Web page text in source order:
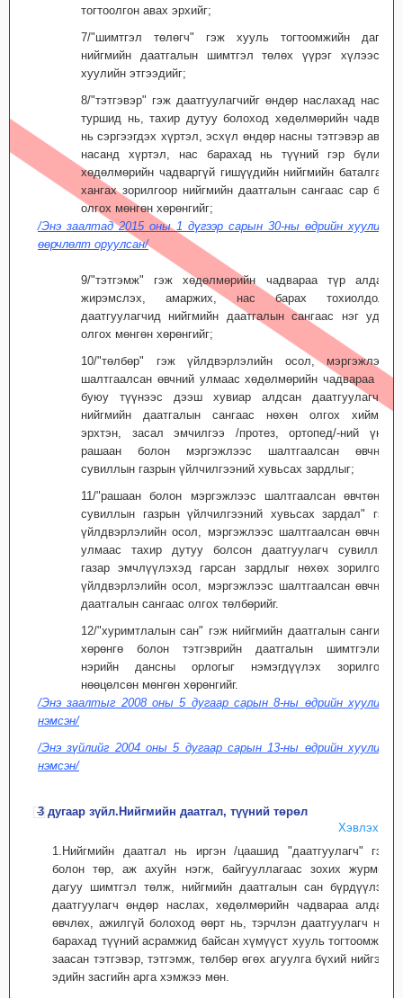
тогтоолгон авах эрхийг;
7/"шимтгэл төлөгч" гэж хууль тогтоомжийн дагуу
нийгмийн даатгалын шимтгэл төлөх үүрэг хүлээсэн
хуулийн этгээдийг;
8/"тэтгэвэр" гэж даатгуулагчийг өндөр наслахад насан
туршид нь, тахир дутуу болоход хөдөлмөрийн чадвар
нь сэргээгдэх хүртэл, эсхүл өндөр насны тэтгэвэр авах
насанд хүртэл, нас барахад нь түүний гэр бүлийн
хөдөлмөрийн чадваргүй гишүүдийн нийгмийн баталгааг
хангах зорилгоор нийгмийн даатгалын сангаас сар бүр
олгох мөнгөн хөрөнгийг;
/Энэ заалтад 2015 оны 1 дүгээр сарын 30-ны өдрийн хуулиар
өөрчлөлт оруулсан/
9/"тэтгэмж" гэж хөдөлмөрийн чадвараа түр алдах,
жирэмслэх, амаржих, нас барах тохиолдолд
даатгуулагчид нийгмийн даатгалын сангаас нэг удаа
олгох мөнгөн хөрөнгийг;
10/"төлбөр" гэж үйлдвэрлэлийн осол, мэргэжлээс
шалтгаалсан өвчний улмаас хөдөлмөрийн чадвараа 30
буюу түүнээс дээш хувиар алдсан даатгуулагчид
нийгмийн даатгалын сангаас нөхөн олгох хиймэл
эрхтэн, засал эмчилгээ /протез, ортопед/-ний үнэ,
рашаан болон мэргэжлээс шалтгаалсан өвчний
сувиллын газрын үйлчилгээний хувьсах зардлыг;
11/"рашаан болон мэргэжлээс шалтгаалсан өвчтөний
сувиллын газрын үйлчилгээний хувьсах зардал" гэж
үйлдвэрлэлийн осол, мэргэжлээс шалтгаалсан өвчний
улмаас тахир дутуу болсон даатгуулагч сувиллын
газар эмчлүүлэхэд гарсан зардлыг нөхөх зорилгоор
үйлдвэрлэлийн осол, мэргэжлээс шалтгаалсан өвчний
даатгалын сангаас олгох төлбөрийг.
12/"хуримтлалын сан" гэж нийгмийн даатгалын сангийн
хөрөнгө болон тэтгэврийн даатгалын шимтгэлийн
нэрийн дансны орлогыг нэмэгдүүлэх зорилгоор
нөөцөлсөн мөнгөн хөрөнгийг.
/Энэ заалтыг 2008 оны 5 дугаар сарын 8-ны өдрийн хуулиар
нэмсэн/
/Энэ зүйлийг 2004 оны 5 дугаар сарын 13-ны өдрийн хуулиар
нэмсэн/
3 дугаар зүйл.Нийгмийн даатгал, түүний төрөл
Хэвлэх
1.Нийгмийн даатгал нь иргэн /цаашид "даатгуулагч" гэх/
болон төр, аж ахуйн нэгж, байгууллагаас зохих журмын
дагуу шимтгэл төлж, нийгмийн даатгалын сан бүрдүүлэх,
даатгуулагч өндөр наслах, хөдөлмөрийн чадвараа алдах,
өвчлөх, ажилгүй болоход өөрт нь, тэрчлэн даатгуулагч нас
барахад түүний асрамжид байсан хүмүүст хууль тогтоомжид
заасан тэтгэвэр, тэтгэмж, төлбөр өгөх агуулга бүхий нийгэм,
эдийн засгийн арга хэмжээ мөн.